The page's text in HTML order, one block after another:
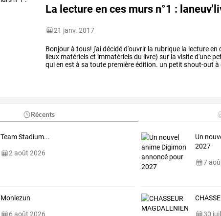
La lecture en ces murs n°1 :
21 janv. 2017
Bonjourà tous! j'aidécidéd'ouvrir la rubrique la lectureen
lieux matérielset immatérielsdu livre) sur la visited'une
quien est à sa toute premièreédition. un petit shout-out à
Récents
Team Stadium...
2 août 2026
Un
2027
7
Monlezun
6 août 2026 30